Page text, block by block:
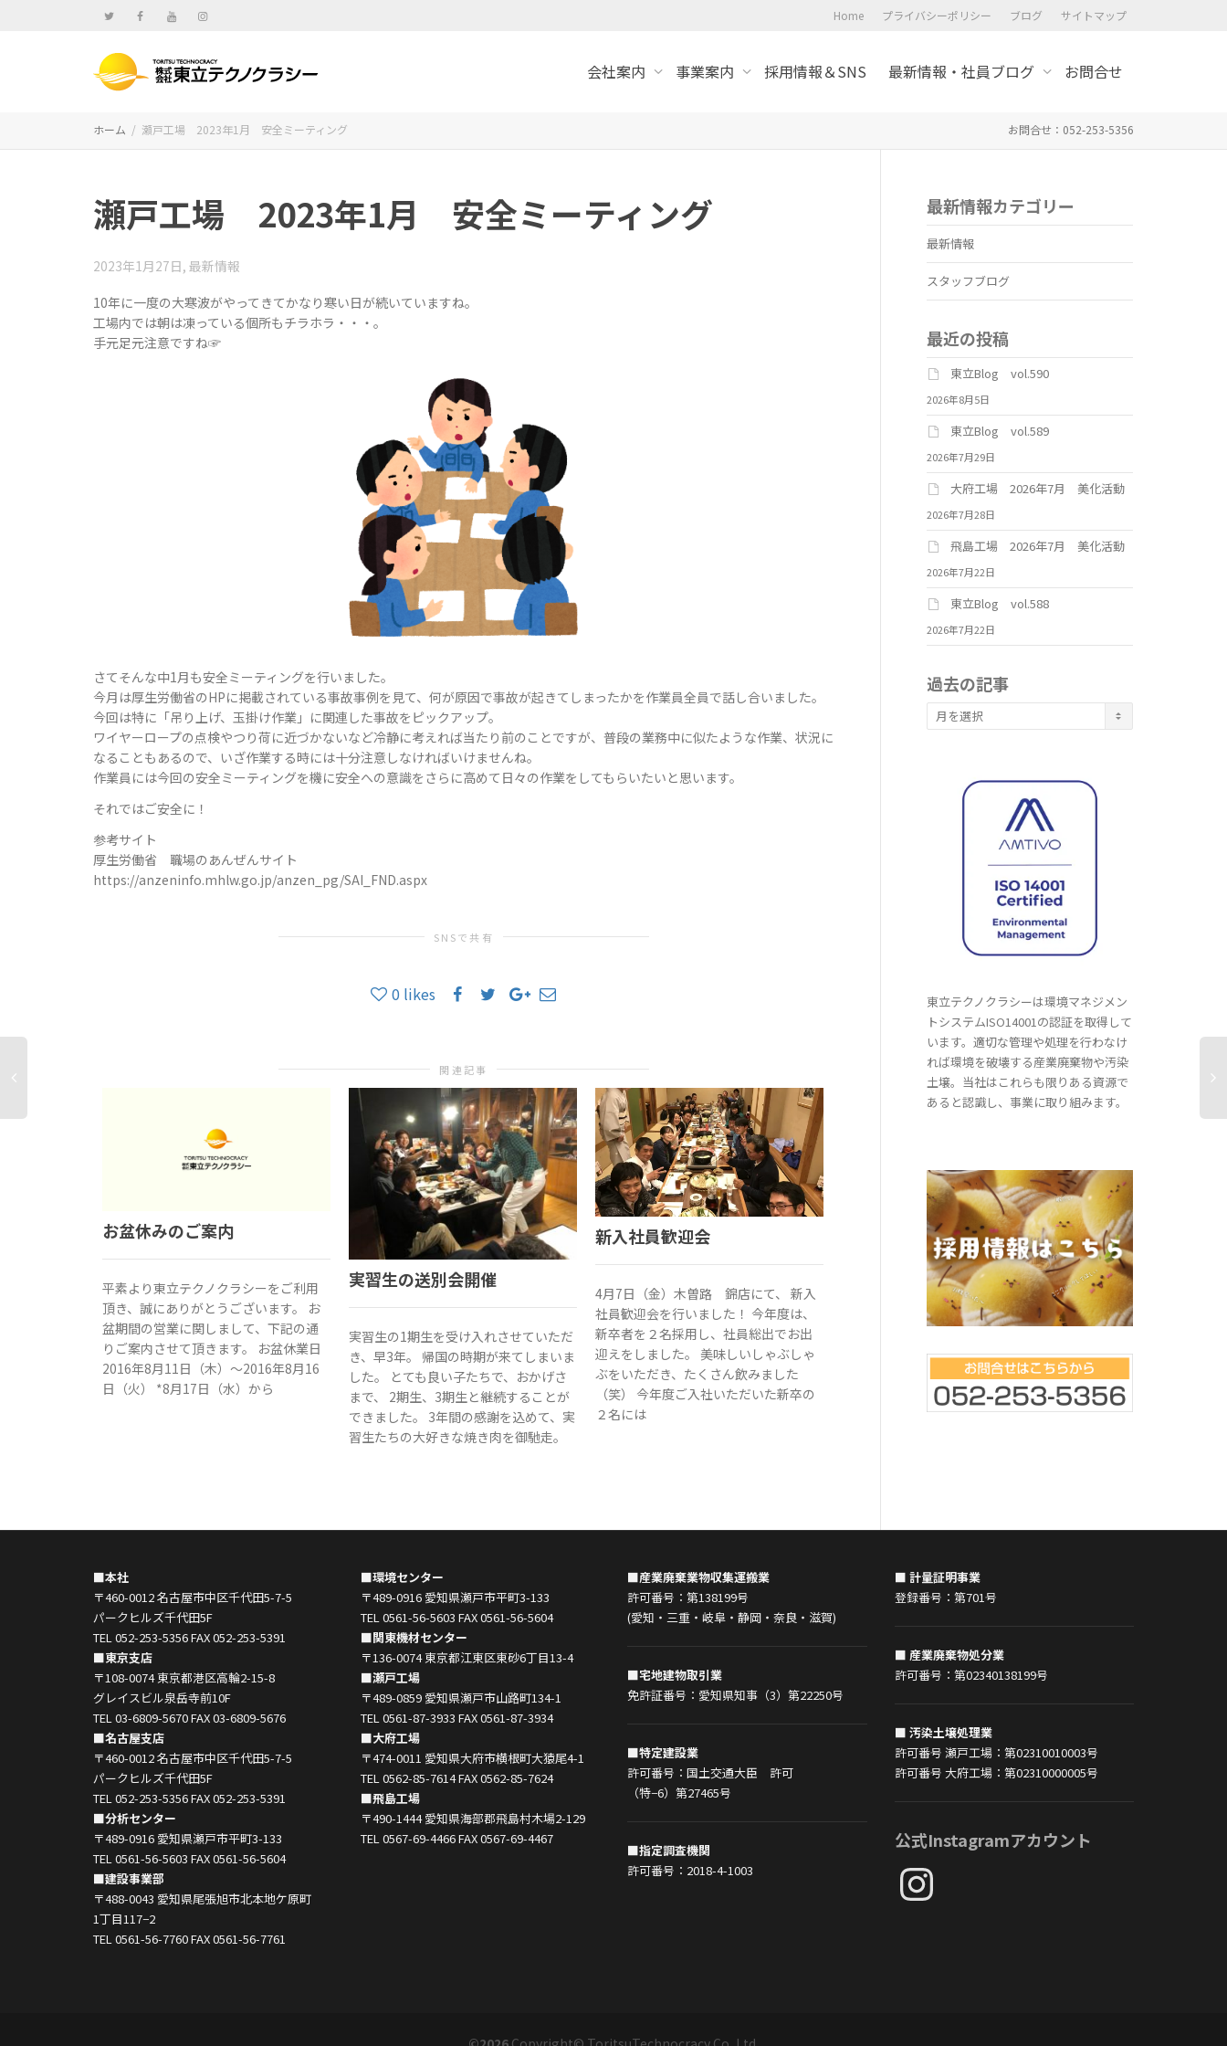
Home プライバシーポリシー ブログ サイトマップ
会社案内 事業案内 採用情報＆SNS 最新情報・社員ブログ お問合せ
ホーム 瀬戸工場 2023年1月 安全ミーティング お問合せ：052-253-5356
瀬戸工場 2023年1月 安全ミーティング
2023年1月27日, 最新情報
10年に一度の大寒波がやってきてかなり寒い日が続いていますね。
工場内では朝は凍っている個所もチラホラ・・・。
手元足元注意ですね☞
さてそんな中1月も安全ミーティングを行いました。
今月は厚生労働省のHPに掲載されている事故事例を見て、何が原因で事故が起きてしまったかを作業員全員で話し合いました。
今回は特に「吊り上げ、玉掛け作業」に関連した事故をピックアップ。
ワイヤーロープの点検やつり荷に近づかないなど冷静に考えれば当たり前のことですが、普段の業務中に似たような作業、状況に
なることもあるので、いざ作業する時には十分注意しなければいけませんね。
作業員には今回の安全ミーティングを機に安全への意識をさらに高めて日々の作業をしてもらいたいと思います。
それではご安全に！
参考サイト
厚生労働省 職場のあんぜんサイト
https://anzeninfo.mhlw.go.jp/anzen_pg/SAI_FND.aspx
SNSで共有
0 likes
関連記事
お盆休みのご案内
平素より東立テクノクラシーをご利用
頂き、誠にありがとうございます。 お
盆期間の営業に関しまして、下記の通
りご案内させて頂きます。 お盆休業日
2016年8月11日（木）～2016年8月16
日（火） *8月17日（水）から
実習生の送別会開催
実習生の1期生を受け入れさせていただ
き、早3年。 帰国の時期が来てしまいま
した。 とても良い子たちで、おかげさ
まで、 2期生、3期生と継続することが
できました。 3年間の感謝を込めて、実
習生たちの大好きな焼き肉を御馳走。
新入社員歓迎会
4月7日（金）木曽路 錦店にて、 新入
社員歓迎会を行いました！ 今年度は、
新卒者を２名採用し、社員総出でお出
迎えをしました。 美味しいしゃぶしゃ
ぶをいただき、たくさん飲みました
（笑） 今年度ご入社いただいた新卒の
２名には
JOB-1グランプリ
プリというイベントに参加させていた
だきました。 5社の企業が15名の学生
に、会社案内のプレゼンを行い、 学生
が撮影に行ってみたい企業を投票で選
第一回会社説明会
2015年4月23日（木）
社説明会を実施致しま
率100％で、面接希望
した。 次回の実施も検
す！ 新しい若い力の仲
最新情報カテゴリー
最新情報
スタッフブログ
最近の投稿
東立Blog vol.590
2026年8月5日
東立Blog vol.589
2026年7月29日
大府工場 2026年7月 美化活動
2026年7月28日
飛島工場 2026年7月 美化活動
2026年7月22日
東立Blog vol.588
2026年7月22日
過去の記事
去
東立テクノクラシーは環境マネジメン
トシステムISO14001の認証を取得して
います。適切な管理や処理を行わなけ
れば環境を破壊する産業廃棄物や汚染
土壌。当社はこれらも限りある資源で
あると認識し、事業に取り組みます。
■本社
〒460-0012 名古屋市中区千代田5-7-5
パークヒルズ千代田5F
TEL 052-253-5356 FAX 052-253-5391
■東京支店
〒108-0074 東京都港区高輪2-15-8
グレイスビル泉岳寺前10F
TEL 03-6809-5670 FAX 03-6809-5676
■名古屋支店
〒460-0012 名古屋市中区千代田5-7-5
パークヒルズ千代田5F
TEL 052-253-5356 FAX 052-253-5391
■分析センター
〒489-0916 愛知県瀬戸市平町3-133
TEL 0561-56-5603 FAX 0561-56-5604
■建設事業部
〒488-0043 愛知県尾張旭市北本地ケ原町
1丁目117−2
TEL 0561-56-7760 FAX 0561-56-7761
■環境センター
〒489-0916 愛知県瀬戸市平町3-133
TEL 0561-56-5603 FAX 0561-56-5604
■関東機材センター
〒136-0074 東京都江東区東砂6丁目13-4
■瀬戸工場
〒489-0859 愛知県瀬戸市山路町134-1
TEL 0561-87-3933 FAX 0561-87-3934
■大府工場
〒474-0011 愛知県大府市横根町大猿尾4-1
TEL 0562-85-7614 FAX 0562-85-7624
■飛島工場
〒490-1444 愛知県海部郡飛島村木場2-129
TEL 0567-69-4466 FAX 0567-69-4467
■産業廃棄業物収集運搬業
許可番号：第138199号
(愛知・三重・岐阜・静岡・奈良・滋賀)
■宅地建物取引業
免許証番号：愛知県知事（3）第22250号
■特定建設業
許可番号：国土交通大臣 許可
（特−6）第27465号
■指定調査機関
許可番号：2018-4-1003
■ 計量証明事業
登録番号：第701号
■ 産業廃棄物処分業
許可番号：第02340138199号
■ 汚染土壌処理業
許可番号 瀬戸工場：第02310010003号
許可番号 大府工場：第02310000005号
公式Instagramアカウント
Instagram